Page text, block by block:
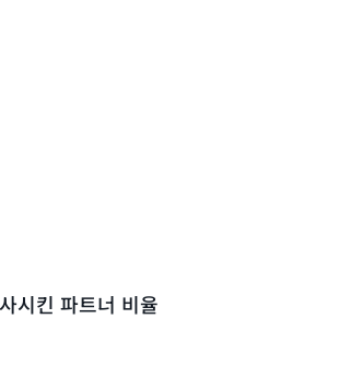
시킨 파트너 비율